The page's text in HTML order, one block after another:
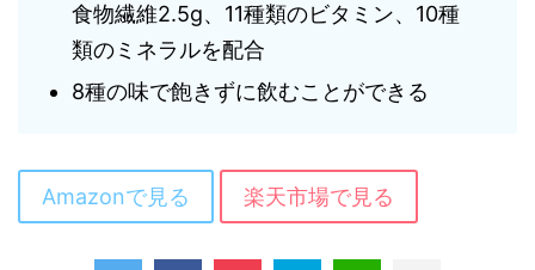
食物繊維2.5g、11種類のビタミン、10種
類のミネラルを配合
8種の味で飽きずに飲むことができる
Amazonで見る 楽天市場で見る